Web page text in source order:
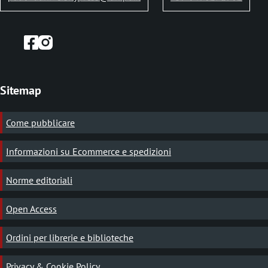
n
Sitemap
Come pubblicare
Informazioni su Ecommerce e spedizioni
Norme editoriali
Open Access
Ordini per librerie e biblioteche